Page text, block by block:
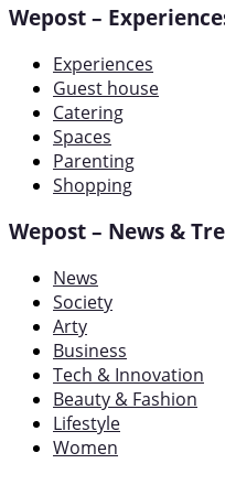
Wepost –
Experiences
Guest house
Catering
Spaces
Parenting
Shopping
Wepost – News &
News
Society
Arty
Business
Tech & Innovation
Beauty & Fashion
Lifestyle
Women